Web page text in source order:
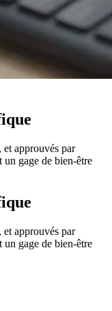
approuvés par
gage de bien-être
approuvés par
gage de bien-être